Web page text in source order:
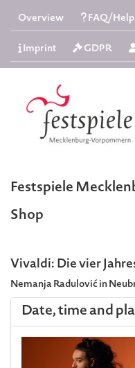
Overview FAQ/Help
Imprint GDPR
Festspiele
Shop
Vivaldi: Die vier
Nemanja Radulović in
Date, time and